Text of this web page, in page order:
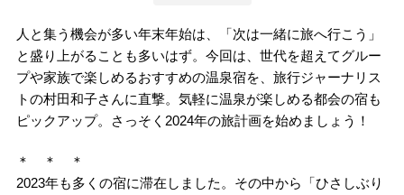
人と集う機会が多い年末年始は、「次は一緒に旅へ行こう」
と盛り上がることも多いはず。今回は、世代を超えてグルー
プや家族で楽しめるおすすめの温泉宿を、旅行ジャーナリス
トの村田和子さんに直撃。気軽に温泉が楽しめる都会の宿も
ピックアップ。さっそく2024年の旅計画を始めましょう！
＊ ＊ ＊
2023年も多くの宿に滞在しました。その中から「ひさしぶり